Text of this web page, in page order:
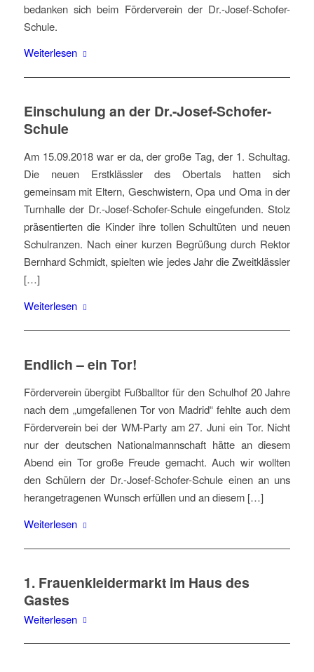
bedanken sich beim Förderverein der Dr.-Josef-Schofer-
Schule.
Weiterlesen
Einschulung an der Dr.-Josef-Schofer-
Schule
Am 15.09.2018 war er da, der große Tag, der 1. Schultag.
Die neuen Erstklässler des Obertals hatten sich
gemeinsam mit Eltern, Geschwistern, Opa und Oma in der
Turnhalle der Dr.-Josef-Schofer-Schule eingefunden. Stolz
präsentierten die Kinder ihre tollen Schultüten und neuen
Schulranzen. Nach einer kurzen Begrüßung durch Rektor
Bernhard Schmidt, spielten wie jedes Jahr die Zweitklässler
[…]
Weiterlesen
Endlich – ein Tor!
Förderverein übergibt Fußballtor für den Schulhof 20 Jahre
nach dem „umgefallenen Tor von Madrid“ fehlte auch dem
Förderverein bei der WM-Party am 27. Juni ein Tor. Nicht
nur der deutschen Nationalmannschaft hätte an diesem
Abend ein Tor große Freude gemacht. Auch wir wollten
den Schülern der Dr.-Josef-Schofer-Schule einen an uns
herangetragenen Wunsch erfüllen und an diesem […]
Weiterlesen
1. Frauenkleidermarkt im Haus des
Gastes
Weiterlesen